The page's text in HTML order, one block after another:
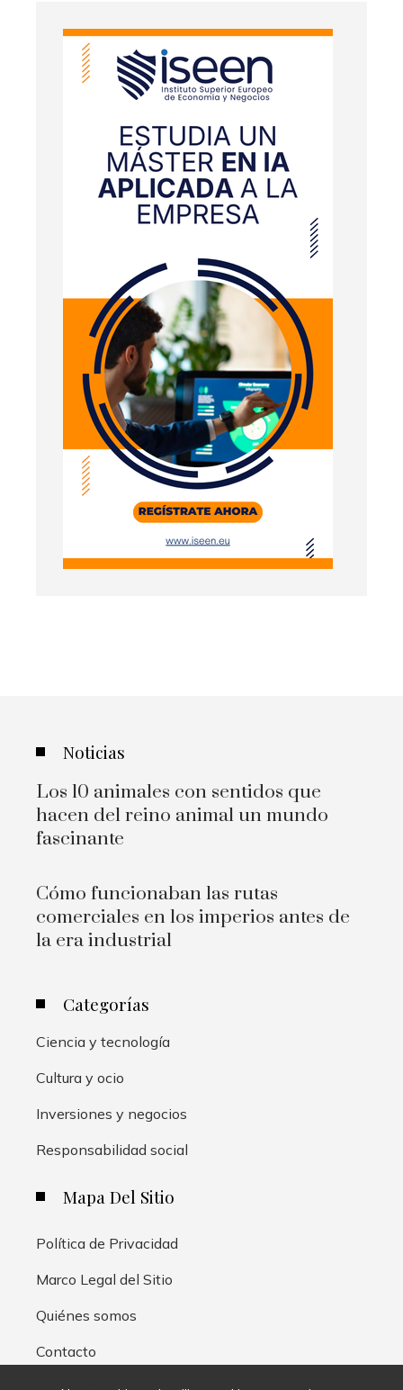
Noticias
Los 10 animales con sentidos que
hacen del reino animal un mundo
fascinante
Cómo funcionaban las rutas
comerciales en los imperios antes de
la era industrial
Categorías
Ciencia y tecnología
Cultura y ocio
Inversiones y negocios
Responsabilidad social
Mapa Del Sitio
Política de Privacidad
Marco Legal del Sitio
Quiénes somos
Contacto